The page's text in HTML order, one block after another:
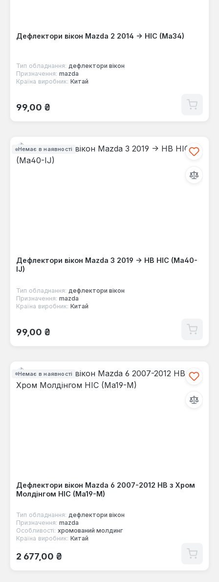
Дефлектори вікон Mazda 2 2014 -> HIC (Ma34)
Тип обладнання: дефлектори вікон
Призначення: mazda
Країна виробник: Китай
Звичайна ціна:
99,00 ₴
Немає в наявності
Дефлектори вікон Mazda 3 2019 -> HB HIC (Ma40-
IJ)
Тип обладнання: дефлектори вікон
Призначення: mazda
Країна виробник: Китай
Звичайна ціна:
99,00 ₴
Немає в наявності
Дефлектори вікон Mazda 6 2007-2012 HB з Хром
Молдінгом HIC (Ma19-M)
Тип обладнання: дефлектори вікон
Призначення: mazda
Особливості: хромований молдинг
Країна виробник: Китай
Звичайна ціна:
2 677,00 ₴